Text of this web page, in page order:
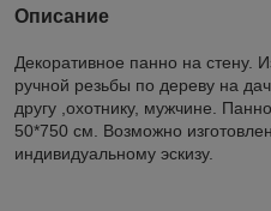
Описание
Декоративное панно на стену.
ручной резьбы по дереву на
другу ,охотнику, мужчине.
50*750 см. Возможно
индивидуальному эскизу.